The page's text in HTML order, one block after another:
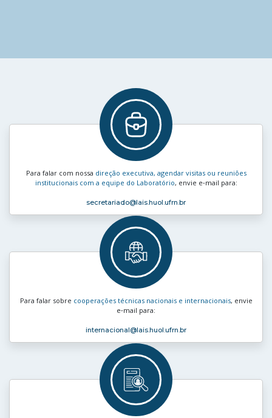
Para falar com nossa direção executiva, agendar visitas ou reuniões
institucionais com a equipe do Laboratório, envie e‑mail para:
secretariado@lais.huol.ufrn.br
Para falar sobre cooperações técnicas nacionais e internacionais, envie
e‑mail para:
internacional@lais.huol.ufrn.br